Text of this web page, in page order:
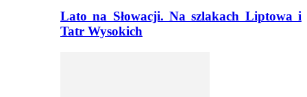
Lato na Słowacji. Na szlakach Liptowa i
Tatr Wysokich